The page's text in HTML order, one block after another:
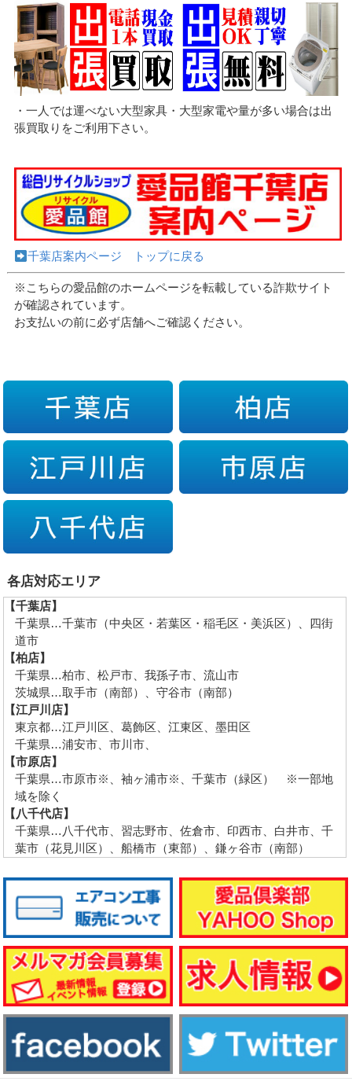
・一人では運べない大型家具・大型家電や量が多い場合は出
張買取りをご利用下さい。
千葉店案内ページ トップに戻る
※こちらの愛品館のホームページを転載している詐欺サイト
が確認されています。
お支払いの前に必ず店舗へご確認ください。
各店対応エリア
【千葉店】
千葉県…千葉市（中央区・若葉区・稲毛区・美浜区）、四街
道市
【柏店】
千葉県…柏市、松戸市、我孫子市、流山市
茨城県…取手市（南部）、守谷市（南部）
【江戸川店】
東京都…江戸川区、葛飾区、江東区、墨田区
千葉県…浦安市、市川市、
【市原店】
千葉県…市原市※、袖ヶ浦市※、千葉市（緑区） ※一部地
域を除く
【八千代店】
千葉県…八千代市、習志野市、佐倉市、印西市、白井市、千
葉市（花見川区）、船橋市（東部）、鎌ヶ谷市（南部）